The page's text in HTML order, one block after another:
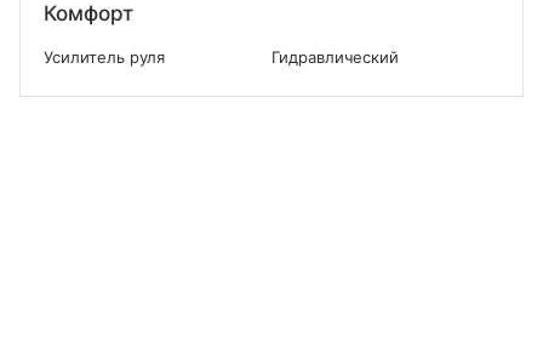
Комфорт
Усилитель руля Гидравлический